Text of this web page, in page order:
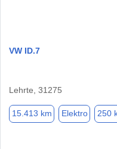
VW ID.7
Lehrte, 31275
15.413 km Elektro 250